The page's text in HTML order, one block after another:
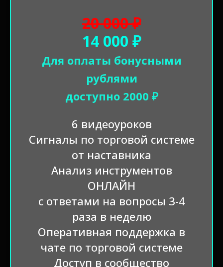
20 000₽
14 000 ₽
Для оплаты бонусными
рублями
доступно 2000 ₽
6 видеоуроков
Сигналы по торговой системе
от наставника
Анализ инструментов
ОНЛАЙН
с ответами на вопросы 3-4
раза в неделю
Оперативная поддержка в
чате по торговой системе
Доступ в сообщество